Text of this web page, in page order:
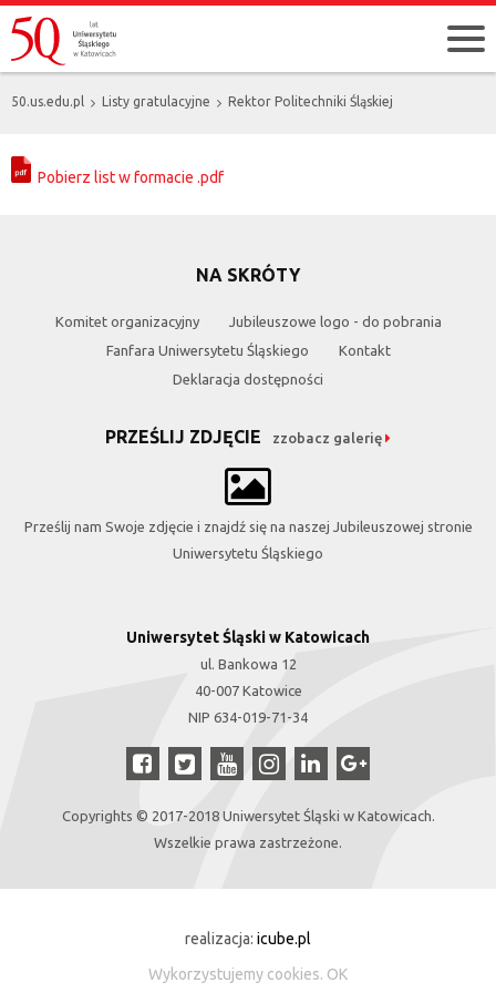
50.us.edu.pl Listy gratulacyjne Rektor Politechniki Śląskiej
Pobierz list w formacie .pdf
NA SKRÓTY
Komitet organizacyjny
Jubileuszowe logo - do pobrania
Fanfara Uniwersytetu Śląskiego
Kontakt
Deklaracja dostępności
PRZEŚLIJ ZDJĘCIE zzobacz galerię
Prześlij nam Swoje zdjęcie i znajdź się na naszej Jubileuszowej stronie
Uniwersytetu Śląskiego
Uniwersytet Śląski w Katowicach
ul. Bankowa 12
40-007 Katowice
NIP 634-019-71-34
Copyrights © 2017-2018 Uniwersytet Śląski w Katowicach.
Wszelkie prawa zastrzeżone.
realizacja: icube.pl
Wykorzystujemy cookies. OK